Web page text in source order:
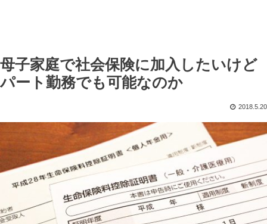
母子家庭で社会保険に加入したいけど
パート勤務でも可能なのか
2018.5.20